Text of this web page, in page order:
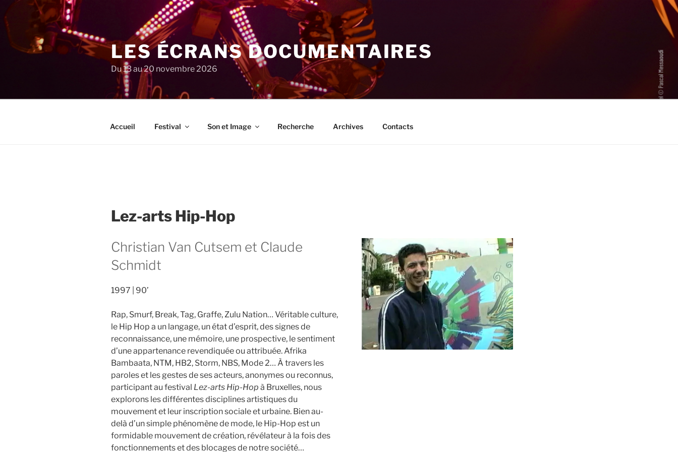
au
contenu
principal
LES ÉCRANS DOCUMENTAIRES
Du 13 au 20 novembre 2026
Accueil Festival Son et Image Recherche Archives Contacts
Lez-arts Hip-Hop
Christian Van Cutsem et Claude
Schmidt
1997 90’
Rap, Smurf, Break, Tag, Graffe, Zulu Nation… Véritable culture,
le Hip Hop a un langage, un état d’esprit, des signes de
reconnaissance, une mémoire, une prospective, le sentiment
d’une appartenance revendiquée ou attribuée. Afrika
Bambaata, NTM, HB2, Storm, NBS, Mode 2… À travers les
paroles et les gestes de ses acteurs, anonymes ou reconnus,
participant au festival Lez-arts Hip-Hop à Bruxelles, nous
explorons les différentes disciplines artistiques du
mouvement et leur inscription sociale et urbaine. Bien au-
delà d’un simple phénomène de mode, le Hip-Hop est un
formidable mouvement de création, révélateur à la fois des
fonctionnements et des blocages de notre société…